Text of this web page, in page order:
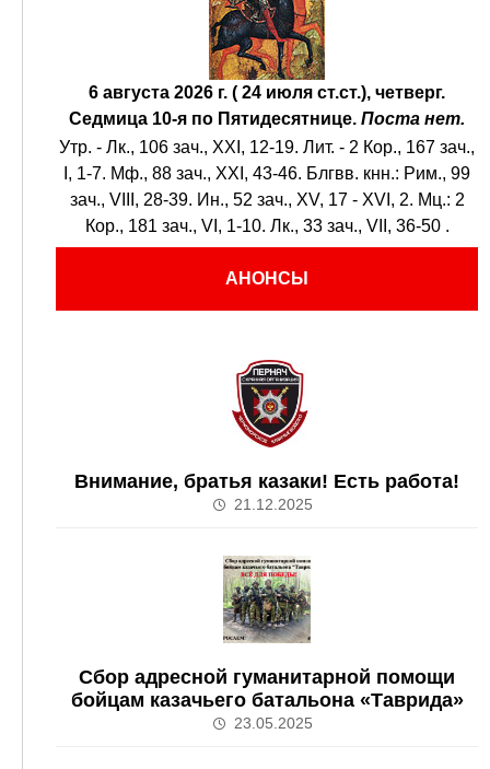
6 августа 2026 г. ( 24 июля ст.ст.), четверг.
Седмица 10-я по Пятидесятнице. Поста нет.
Утр. - Лк., 106 зач., XXI, 12-19. Лит. - 2 Кор., 167 зач.,
I, 1-7. Мф., 88 зач., XXI, 43-46. Блгвв. кнн.: Рим., 99
зач., VIII, 28-39. Ин., 52 зач., XV, 17 - XVI, 2. Мц.: 2
Кор., 181 зач., VI, 1-10. Лк., 33 зач., VII, 36-50 .
АНОНСЫ
Внимание, братья казаки! Есть работа!
21.12.2025
Сбор адресной гуманитарной помощи
бойцам казачьего батальона «Таврида»
23.05.2025